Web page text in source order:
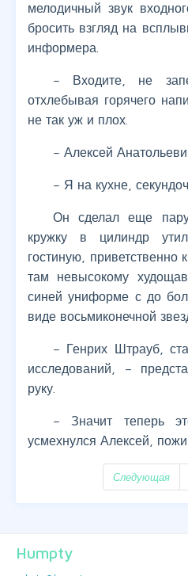
мелодичный звук
бросить взгляд на
информера.
– Входите, не
отхлебывая горячего
не так уж и плох.
– Алексей
– Я на кухне,
Он сделал еще
кружку в цилиндр
гостиную,
там невысокому
синей униформе с до
виде восьмиконечной
– Генрих Штрауб,
исследований, –
руку.
– Значит теперь
усмехнулся Алексей,
Следующая
Humpty